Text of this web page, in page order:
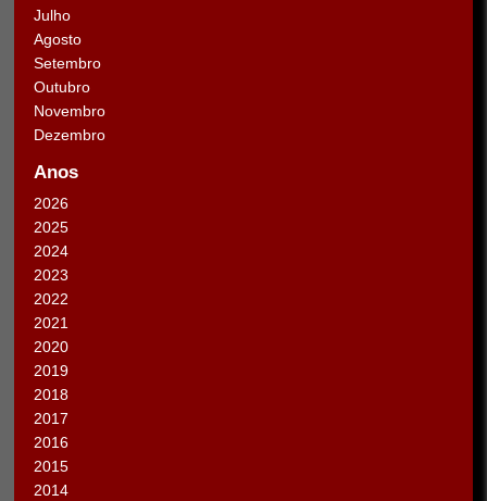
Julho
Agosto
Setembro
Outubro
Novembro
Dezembro
Anos
2026
2025
2024
2023
2022
2021
2020
2019
2018
2017
2016
2015
2014